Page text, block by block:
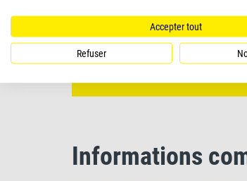
Informations
Accepter tout
Refuser